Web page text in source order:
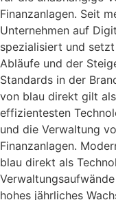
Finanzanlagen. Seit
Unternehmen auf
spezialisiert und
Abläufe und der
Standards in der
von blau direkt gilt
effizientesten
und die Verwaltung
Finanzanlagen.
blau direkt als
hohes jährliches